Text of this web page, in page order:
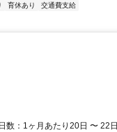
育休あり
交通費支給
数：1ヶ月あたり20日 〜 22日